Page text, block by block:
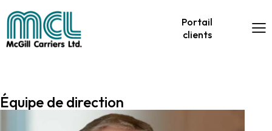
Portail
clients
Équipe de direction